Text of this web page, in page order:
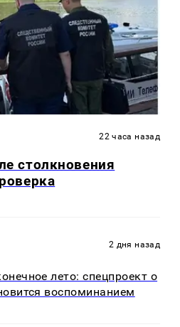
22 часа назад
столкновения
2 дня назад
лето: спецпроект о
воспоминанием